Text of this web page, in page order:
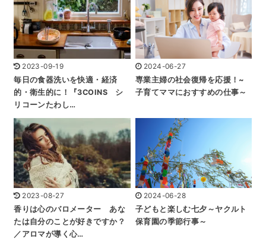
2023-09-19
毎日の食器洗いを快適・経済
的・衛生的に！『3COINS シ
リコーンたわし…
2024-06-27
専業主婦の社会復帰を応援！~
子育てママにおすすめの仕事～
2023-08-27
香りは心のバロメーター あな
たは自分のことが好きですか？
／アロマが導く心…
2024-06-28
子どもと楽しむ七夕～ヤクルト
保育園の季節行事～